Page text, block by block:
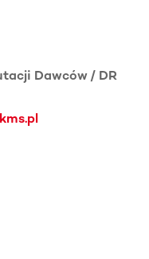
Dawców / DR